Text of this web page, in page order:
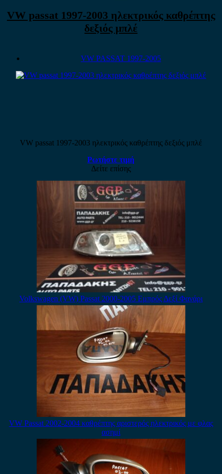
VW passat 1997-2003 ηλεκτρικός καθρέπτης
δεξιός μπλέ
VW PASSAT 1997-2005
VW passat 1997-2003 ηλεκτρικός καθρέπτης δεξιός μπλέ
Ρωτήστε τιμή
Δείτε επίσης
Volkswagen (VW) Passat 2000-2005 Εμπρός Δεξί Φανάρι
VW Passat 2002-2004 καθρέπτης αριστερός ηλεκτρικός με φλας
ασημί